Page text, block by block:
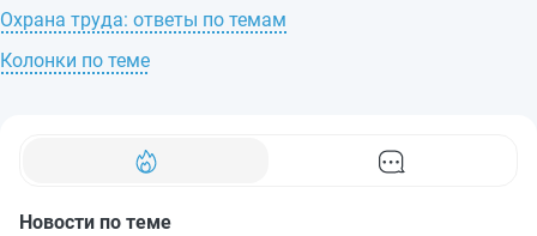
Новости по теме
Охрана труда: ответы по темам
Колонки по теме